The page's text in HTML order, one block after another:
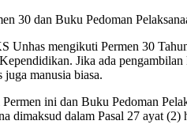
30 dan Buku Pedoman
Unhas mengikuti Permen 30
Jika ada
juga manusia biasa.
ini dan Buku Pedoman
dimaksud dalam Pasal 27 ayat